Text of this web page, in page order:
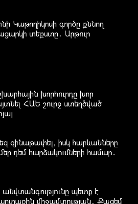
Կաթողիկոսի գործը քննող
տեքստը․ Արթուր
խորհուրդը խոր
ՀԱԵ շուրջ ստեղծված
զինաթափել, իսկ հարևանները
դեմ հարձակումների համար․
պետք է
միջամտության․ Քազեմ